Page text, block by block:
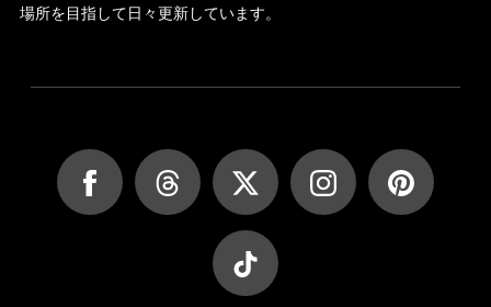
場所を目指して日々更新しています。